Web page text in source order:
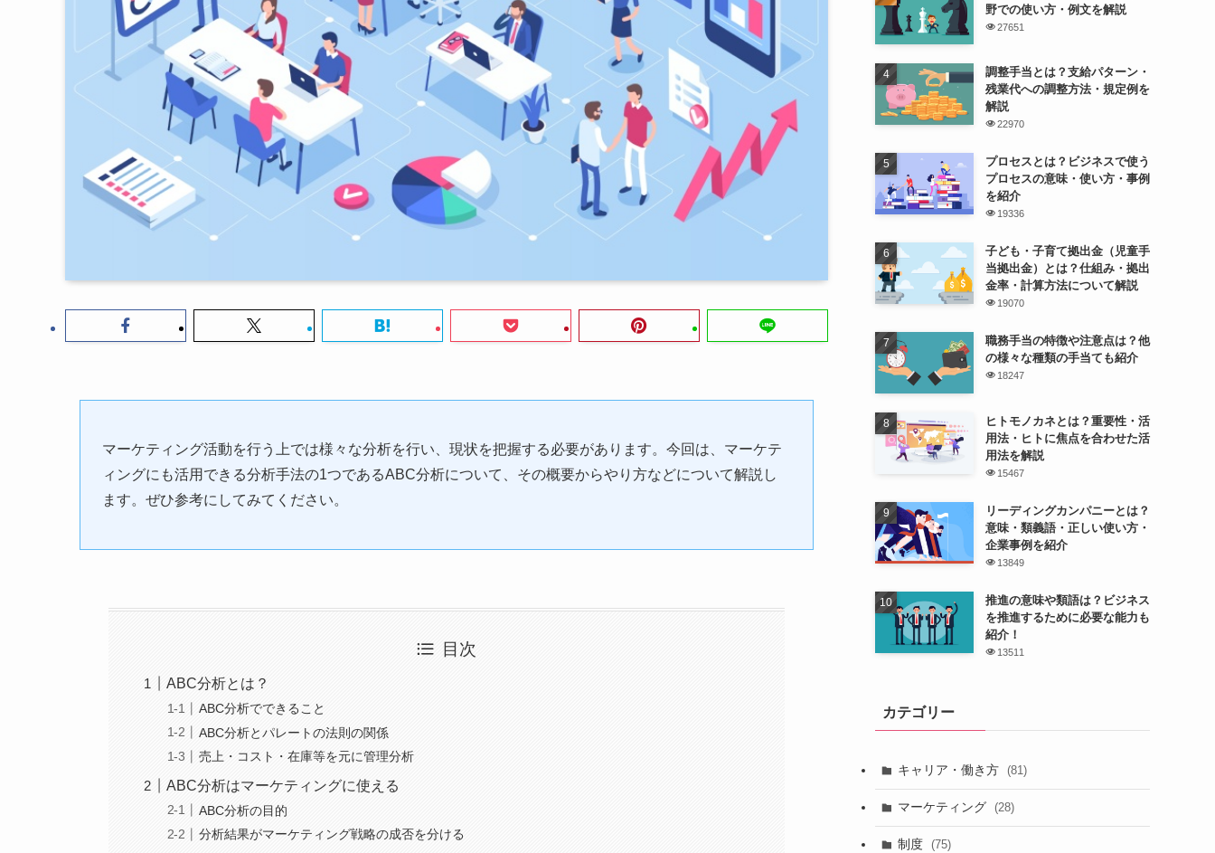
マーケティング活動を行う上では様々な分析を行い、現状を把握する必要があります。今回は、マーケテ
ィングにも活用できる分析手法の1つであるABC分析について、その概要からやり方などについて解説し
ます。ぜひ参考にしてみてください。
目次
ABC分析とは？
ABC分析でできること
ABC分析とパレートの法則の関係
売上・コスト・在庫等を元に管理分析
ABC分析はマーケティングに使える
ABC分析の目的
分析結果がマーケティング戦略の成否を分ける
野での使い方・例文を解説
27651
調整手当とは？支給パターン・
残業代への調整方法・規定例を
解説
22970
プロセスとは？ビジネスで使う
プロセスの意味・使い方・事例
を紹介
19336
子ども・子育て拠出金（児童手
当拠出金）とは？仕組み・拠出
金率・計算方法について解説
19070
職務手当の特徴や注意点は？他
の様々な種類の手当ても紹介
18247
ヒトモノカネとは？重要性・活
用法・ヒトに焦点を合わせた活
用法を解説
15467
リーディングカンパニーとは？
意味・類義語・正しい使い方・
企業事例を紹介
13849
推進の意味や類語は？ビジネス
を推進するために必要な能力も
紹介！
13511
カテゴリー
キャリア・働き方 (81)
マーケティング (28)
制度 (75)